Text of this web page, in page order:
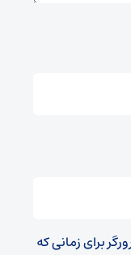
برای زمانی که